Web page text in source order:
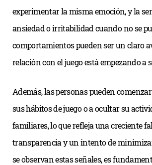
experimentar la misma emoción, y la
ansiedad o irritabilidad cuando no se
comportamientos pueden ser un claro
relación con el juego está empezando a
Además, las personas pueden
sus hábitos de juego o a ocultar su
familiares, lo que refleja una creciente
transparencia y un intento de
se observan estas señales, es